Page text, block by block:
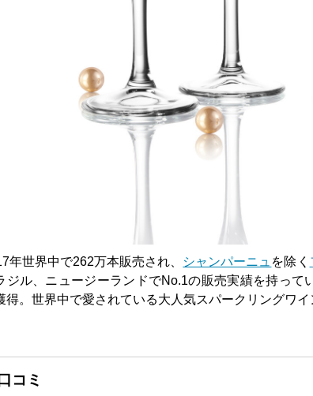
年世界中で262万本販売され、 シャンパーニュ を除く
ジル、ニュージーランドでNo.1の販売実績を持っ
得。世界中で愛されている大人気スパークリングワイ
口コミ